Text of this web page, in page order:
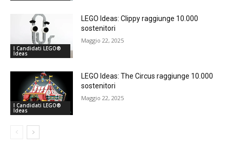
I Candidati LEGO®
Ideas
LEGO Ideas: Clippy raggiunge 10.000
sostenitori
Maggio 22, 2025
I Candidati LEGO®
Ideas
LEGO Ideas: The Circus raggiunge 10.000
sostenitori
Maggio 22, 2025